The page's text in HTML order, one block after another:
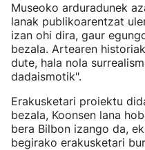
Museoko arduradunek
lanak publikoarentzat
izan ohi dira, gaur
bezala. Artearen
dute, hala nola
dadaismotik".
Erakusketari proiektu
bezala, Koonsen lana
bera Bilbon izango da,
begirako erakusketari